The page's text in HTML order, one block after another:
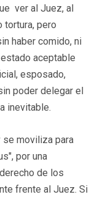
ver al Juez, al
tortura, pero
haber comido, ni
aceptable
esposado,
poder delegar el
inevitable.
se moviliza para
por una
de los
frente al Juez. Si